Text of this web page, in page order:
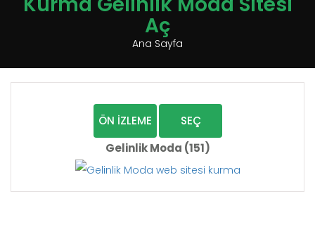
Aç
Ana Sayfa
ÖN İZLEME
SEÇ
Gelinlik Moda (151)